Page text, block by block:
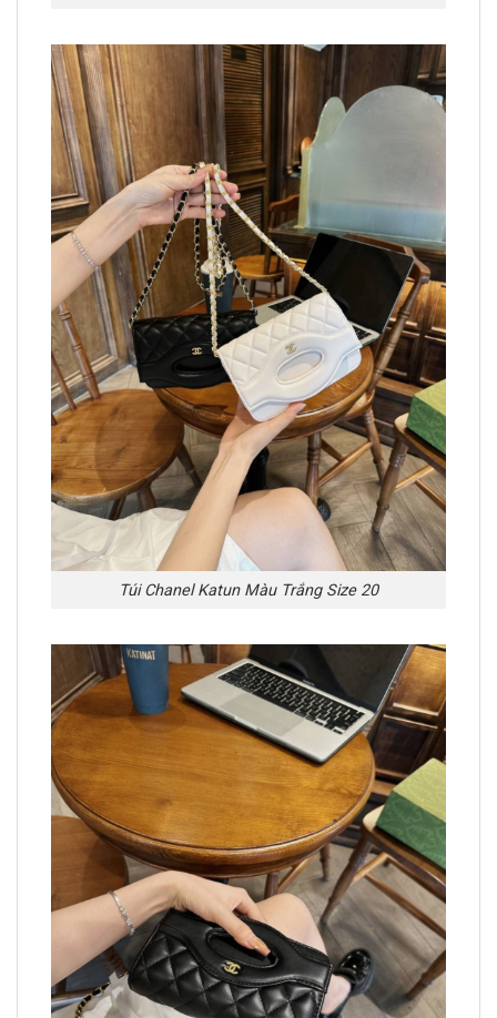
Túi Chanel Katun Màu Trắng Size 20